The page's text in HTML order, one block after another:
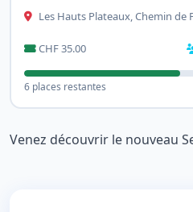
Les Hauts Plateaux, Chemin de
CHF 35.00
6 places restantes
Venez découvrir le nouveau